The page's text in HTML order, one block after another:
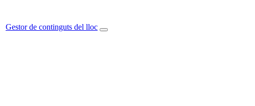
Gestor de continguts del lloc